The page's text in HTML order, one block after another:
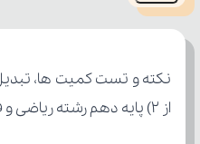
از ۲) پایه دهم رشته ریاضی و فیزیک